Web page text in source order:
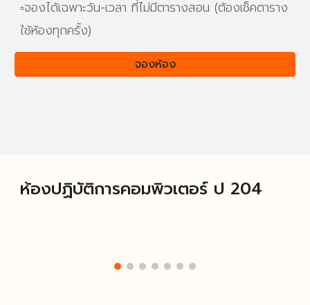
▫️จองได้เฉพาะวัน-เวลา ที่ไม่มีตารางสอน (ต้องเช็คตาราง
ใช้ห้องทุกครั้ง)
จองห้อง
ห้องปฏิบัติการคอมพิวเตอร์ ป 204